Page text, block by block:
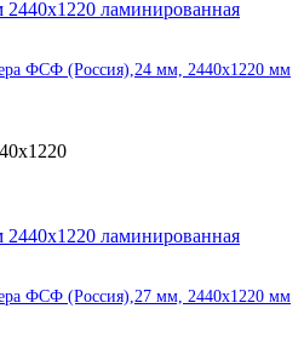
ФСФ (Россия),24 мм, 2440x1220 мм
ФСФ (Россия),27 мм, 2440x1220 мм